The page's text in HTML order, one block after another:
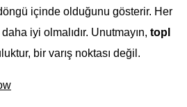
içinde olduğunu gösterir. Her
iyi olmalıdır. Unutmayın, topl
bir varış noktası değil.